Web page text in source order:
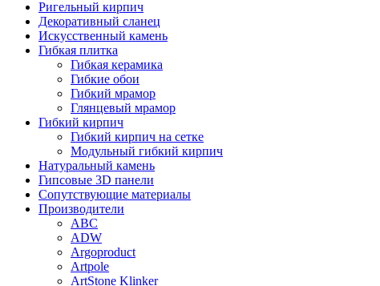
Ригельный кирпич
Декоративный сланец
Искусственный камень
Гибкая плитка
Гибкая керамика
Гибкие обои
Гибкий мрамор
Глянцевый мрамор
Гибкий кирпич
Гибкий кирпич на сетке
Модульный гибкий кирпич
Натуральный камень
Гипсовые 3D панели
Сопутствующие материалы
Производители
ABC
ADW
Argoproduct
Artpole
ArtStone Klinker